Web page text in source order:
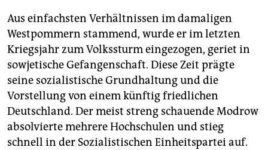
Aus einfachsten Verhältnissen im damaligen
Westpommern stammend, wurde er im letzten
Kriegsjahr zum Volkssturm eingezogen, geriet in
sowjetische Gefangenschaft. Diese Zeit prägte
seine sozialistische Grundhaltung und die
Vorstellung von einem künftig friedlichen
Deutschland. Der meist streng schauende Modrow
absolvierte mehrere Hochschulen und stieg
schnell in der Sozialistischen Einheitspartei auf.